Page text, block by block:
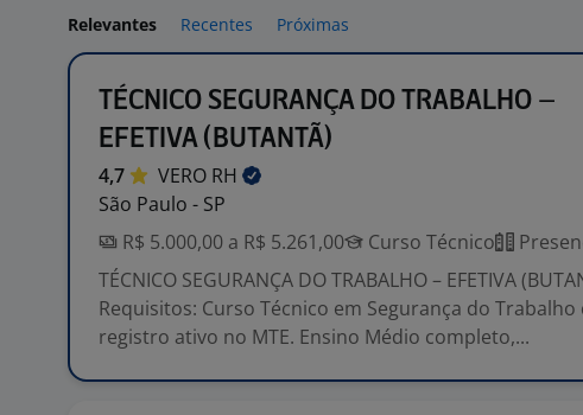
Relevantes Recentes Próximas
TÉCNICO SEGURANÇA DO TRABALHO –
EFETIVA (BUTANTÃ)
4,7 VERO RH
São Paulo - SP
R$ 5.000,00 a R$ 5.261,00
Curso Técnico
TÉCNICO SEGURANÇA DO TRABALHO – EFETIVA
Requisitos: Curso Técnico em Segurança do Trabalho
registro ativo no MTE. Ensino Médio completo,...